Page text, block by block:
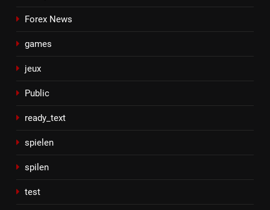
Forex News
games
jeux
Public
ready_text
spielen
spilen
test